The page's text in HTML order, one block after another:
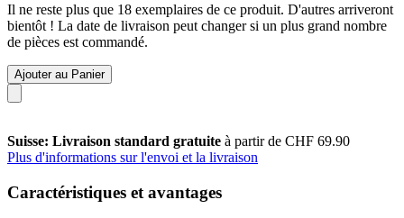
Il ne reste plus que 18 exemplaires de ce produit. D'autres arriveront
bientôt ! La date de livraison peut changer si un plus grand nombre
de pièces est commandé.
Ajouter au Panier
Suisse: Livraison standard gratuite à partir de CHF 69.90
Plus d'informations sur l'envoi et la livraison
Caractéristiques et avantages